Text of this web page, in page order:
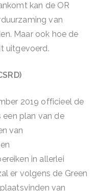
kan de OR
van
Maar ook hoe de
uitgevoerd.
2019 officieel de
een plan van de
van
in allerlei
er volgens de Green
van